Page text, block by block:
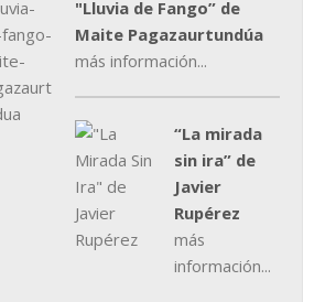
"Lluvia de Fango” de
Maite Pagazaurtundúa
más información...
“La mirada
sin ira” de
Javier
Rupérez
más
información...